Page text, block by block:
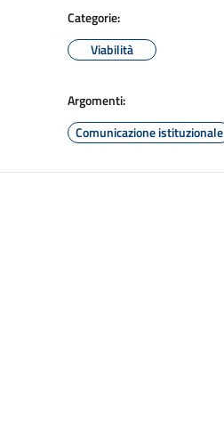
Categorie:
Viabilità
Argomenti:
Comunicazione istituzionale